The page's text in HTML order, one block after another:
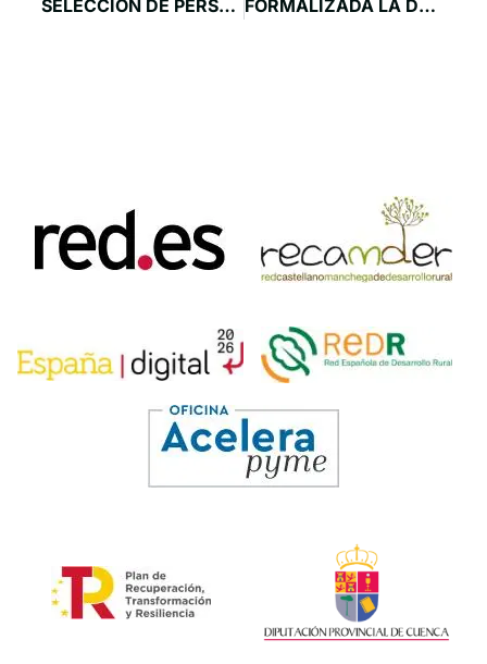
SELECCIÓN DE PERSONAL: GERENTE RUTA DEL VINO LA MANCHUELA FORMALIZADA LA DECLARACIÓN DE LA RESERVA DE LA BIOSFERA VALLE DEL CABRIEL